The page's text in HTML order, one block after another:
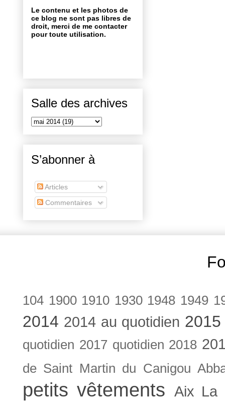
Le contenu et les photos de
ce blog ne sont pas libres de
droit, merci de me contacter
pour toute utilisation.
Salle des archives
S’abonner à
Articles
Commentaires
104 1900 1910 1930 1948 1949
2014 2014 au quotidien
quotidien 2017 quotidien 2018
de Saint Martin du Canigou
petits vêtements Aix La